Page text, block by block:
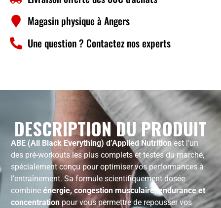
Magasin physique à Angers
Une question ? Contactez nos experts
DESCRIPTION DU PRODUIT
ABE (All Black Everything) d’Applied Nutritionest l’un
des pré-workouts les plus complets et testés du marché,
spécialement conçu pour optimiser vos performances à
l’entraînement. Sa formule scientifiquement dosée
combineénergie, congestion musculaire, endurance et
concentration pour vous permettre de repousser vos